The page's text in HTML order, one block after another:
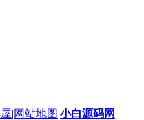
|网站地图|小白源码网